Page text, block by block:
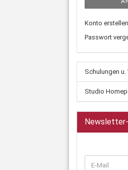
Konto erstellen
Passwort
Schulungen
Studio